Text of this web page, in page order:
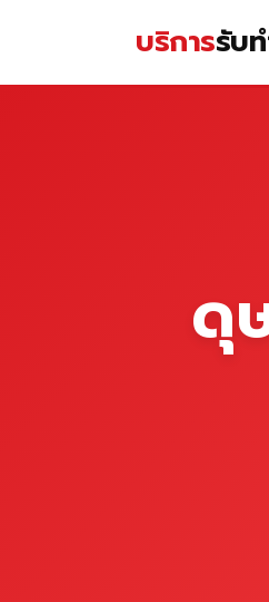
บริการรับ
ดุ